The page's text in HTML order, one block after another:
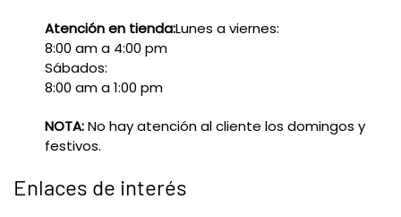
Atención en tienda:Lunes a viernes:
8:00 am a 4:00 pm
Sábados:
8:00 am a 1:00 pm
NOTA:No hay atención al cliente los domingos y
festivos.
Enlaces de interés